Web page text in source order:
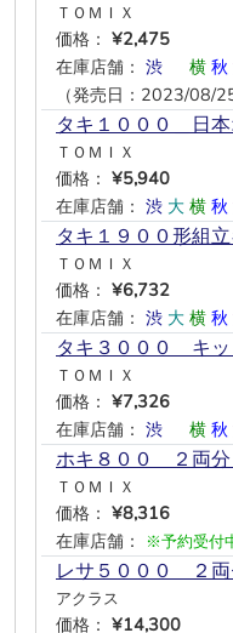
ＴＯＭＩＸ
価格： ¥2,475
在庫店舗： 渋 横 秋
（発売日：2023/08/25
タキ１０００＿日
ＴＯＭＩＸ
価格： ¥5,940
在庫店舗： 渋 大 横 秋
タキ１９００形組
ＴＯＭＩＸ
価格： ¥6,732
在庫店舗： 渋 大 横 秋
タキ３０００ キッ
ＴＯＭＩＸ
価格： ¥7,326
在庫店舗： 渋 横 秋
ホキ８００ ２両分
ＴＯＭＩＸ
価格： ¥8,316
在庫店舗：
※予約受付
レサ５０００ ２両
アクラス
価格： ¥14,300